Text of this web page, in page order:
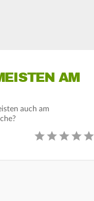
AM
auch am